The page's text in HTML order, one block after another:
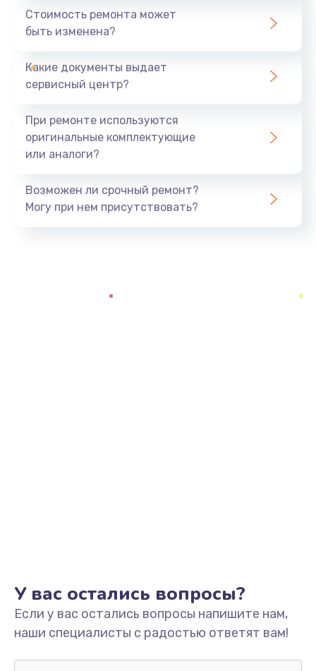
1440 руб.
Ремонт южного моста
Замена батарейки BIOS
Заказать
Замена/Pемонт карбюратора
1300 руб.
Заказать
Стоимость ремонта может
быть изменена?
Какие документы выдает
сервисный центр?
При ремонте используются
оригинальные комплектующие
или аналоги?
Возможен ли срочный ремонт?
Могу при нем присутствовать?
У вас остались вопросы?
Если у вас остались вопросы напишите нам,
наши специалисты с радостью ответят вам!